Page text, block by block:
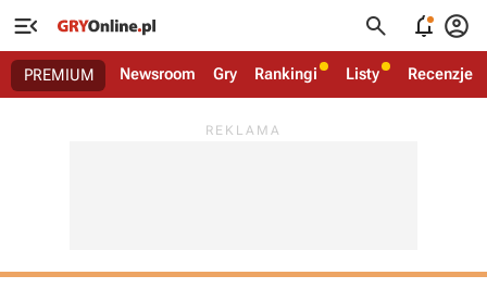
   
PREMIUM Newsroom Gry Rankingi Listy Recenzje